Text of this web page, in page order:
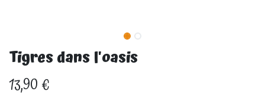
Tigres dans l'oasis
13,90€